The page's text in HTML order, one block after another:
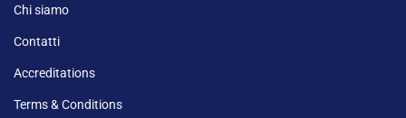
Chi siamo
Contatti
Accreditations
Terms & Conditions